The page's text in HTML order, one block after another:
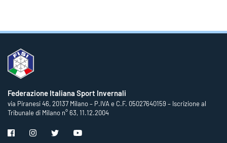
Federazione Italiana Sport Invernali
via Piranesi 46, 20137 Milano – P.IVA e C.F. 05027640159 – Iscrizione al
Tribunale di Milano n° 63, 11.12.2004